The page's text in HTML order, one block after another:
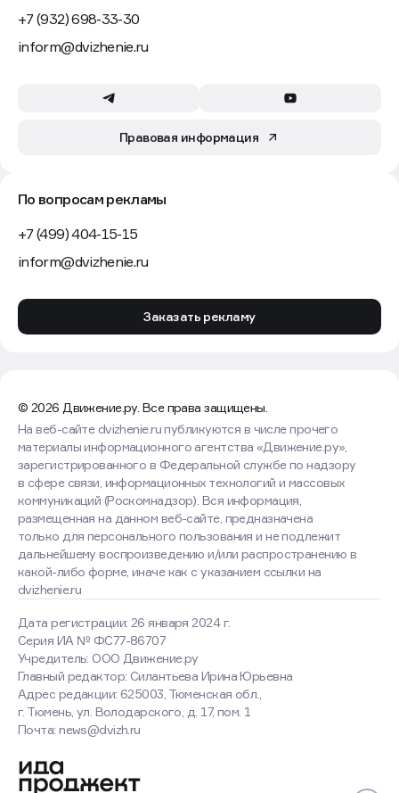
+7 (932) 698-33-30
inform@dvizhenie.ru
Правовая информация
По вопросам рекламы
+7 (499) 404-15-15
inform@dvizhenie.ru
Заказать рекламу
© 2026 Движение.ру. Все права защищены.
Дата регистрации: 26 января 2024 г.
Серия ИА № ФС77-86707
Учредитель: ООО Движение.ру
Главный редактор: Силантьева Ирина Юрьевна
Адрес редакции: 625003, Тюменская обл.,
г. Тюмень, ул. Володарского, д. 17, пом. 1
Почта: news@dvizh.ru
На веб-сайте dvizhenie.ru публикуются в числе прочего
материалы информационного агентства «Движение.ру»,
зарегистрированного в Федеральной службе по надзору
в сфере связи, информационных технологий и массовых
коммуникаций (Роскомнадзор). Вся информация,
размещенная на данном веб-сайте, предназначена
только для персонального пользования и не подлежит
дальнейшему воспроизведению и/или распространению в
какой-либо форме, иначе как с указанием ссылки на
dvizhenie.ru